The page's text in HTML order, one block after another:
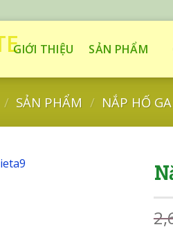
GIỚI THIỆU SẢN PHẨM
/ SẢN PHẨM / NẮP HỐ GA